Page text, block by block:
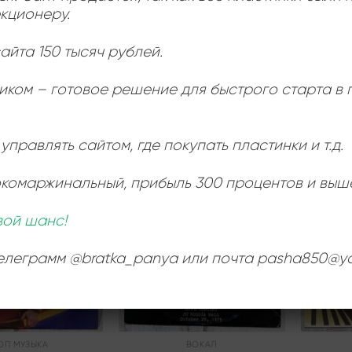
КАНТРИ
магазин
Пластиночка
wishlist
МУЗЫКА ВОКАЛ
150 тысяч рублей.
– готовое решение для быстрого старта в
сайтом, где покупать пластинки и т.д.
, прибыль 300 процентов и
шанс!
@bratka_panya или почта